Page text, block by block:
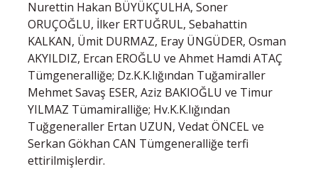
Nurettin Hakan BÜYÜKÇULHA, Soner
ORUÇOĞLU, İlker ERTUĞRUL, Sebahattin
KALKAN, Ümit DURMAZ, Eray ÜNGÜDER, Osman
AKYILDIZ, Ercan EROĞLU ve Ahmet Hamdi ATAÇ
Tümgeneralliğe; Dz.K.K.lığından Tuğamiraller
Mehmet Savaş ESER, Aziz BAKIOĞLU ve Timur
YILMAZ Tümamiralliğe; Hv.K.K.lığından
Tuğgeneraller Ertan UZUN, Vedat ÖNCEL ve
Serkan Gökhan CAN Tümgeneralliğe terfi
ettirilmişlerdir.